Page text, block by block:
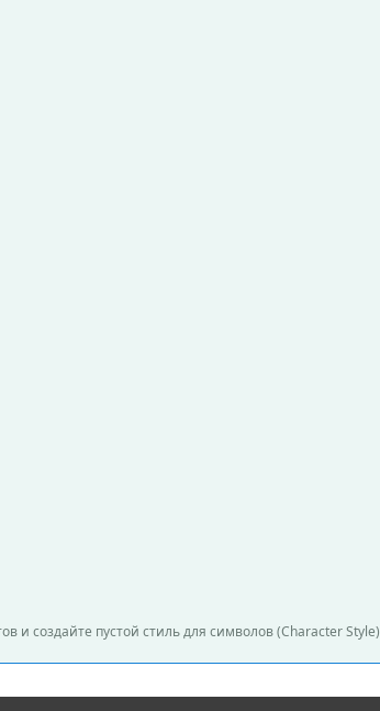
и создайте пустой стиль для символов (Character Style)